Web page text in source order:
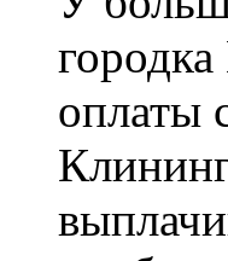
оплаты